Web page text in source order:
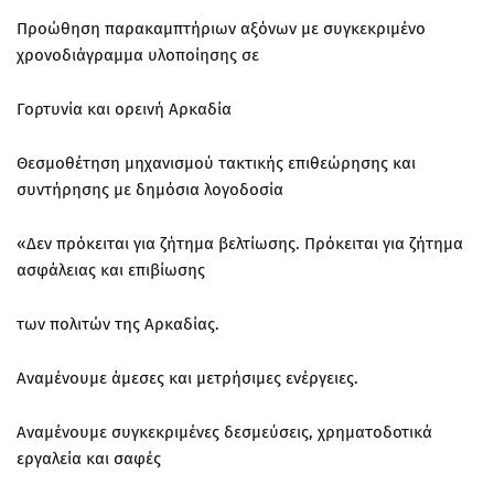
Προώθηση παρακαμπτήριων αξόνων με συγκεκριμένο
χρονοδιάγραμμα υλοποίησης σε
Γορτυνία και ορεινή Αρκαδία
Θεσμοθέτηση μηχανισμού τακτικής επιθεώρησης και
συντήρησης με δημόσια λογοδοσία
«Δεν πρόκειται για ζήτημα βελτίωσης. Πρόκειται για ζήτημα
ασφάλειας και επιβίωσης
των πολιτών της Αρκαδίας.
Αναμένουμε άμεσες και μετρήσιμες ενέργειες.
Αναμένουμε συγκεκριμένες δεσμεύσεις, χρηματοδοτικά
εργαλεία και σαφές